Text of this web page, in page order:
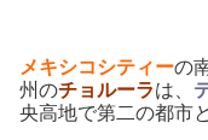
メキシコシティーの
州のチョルーラは、
央高地で第二の都市